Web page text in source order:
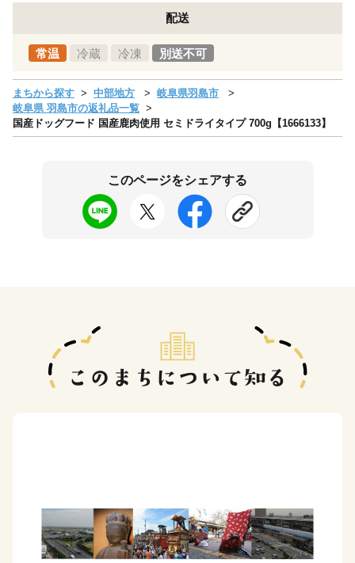
配送
常温 冷蔵 冷凍 別送不可
まちから探す 中部地方
岐阜県羽島市
岐阜県 羽島市の返礼品一覧
国産ドッグフード 国産鹿肉使用 セミドライタイプ 700g【1666133】
このページをシェアする